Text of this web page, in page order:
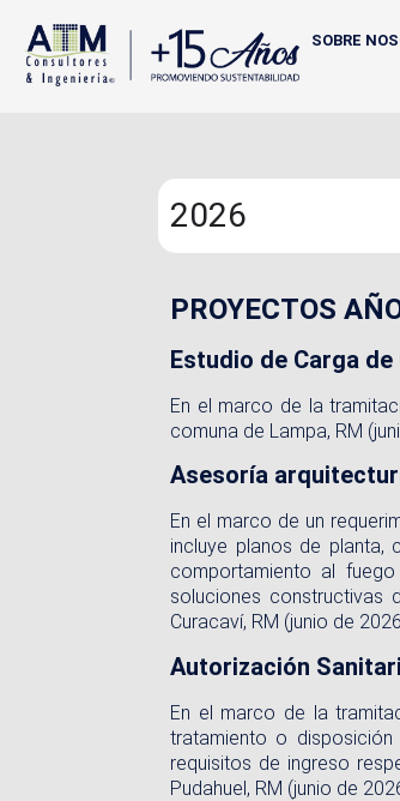
SOBRE
2026
PROYECTOS
Estudio de Carga de
En el marco de la
comuna de Lampa, RM
Asesoría
En el marco de un
incluye planos de
comportamiento al
soluciones constructivas
Curacaví, RM (junio de
Autorización
En el marco de la
tratamiento o
requisitos de ingreso
Pudahuel, RM (junio de